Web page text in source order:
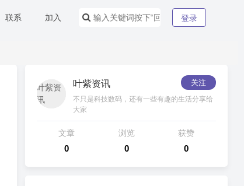
联系 加入 登录
叶紫资讯 关注
不只是科技数码，还有一些有趣的生活分享给
大家
文章
0
浏览
0
获赞
0